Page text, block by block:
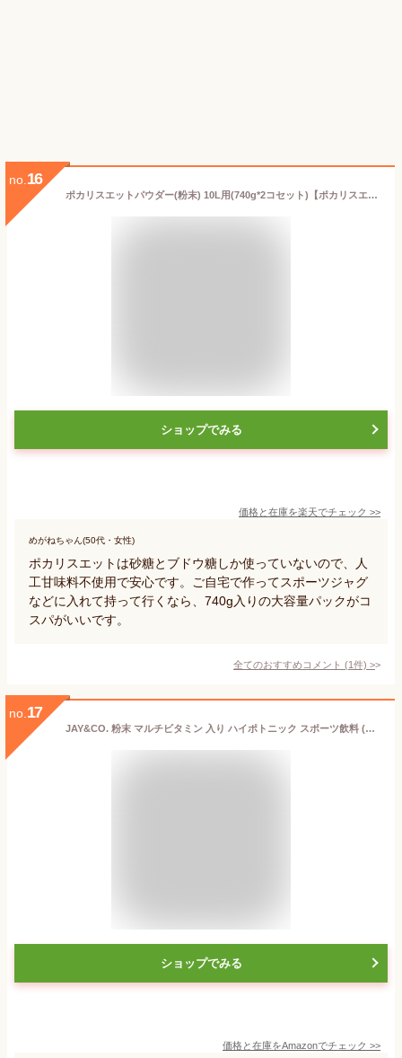
no. 16
ポカリスエットパウダー(粉末) 10L用(740g*2コセット)【ポカリスエット】[スポーツドリンク]
ショップでみる
価格と在庫を楽天でチェック >>
めがねちゃん(50代・女性)
ポカリスエットは砂糖とブドウ糖しか使っていないので、人
工甘味料不使用で安心です。ご自宅で作ってスポーツジャグ
などに入れて持って行くなら、740g入りの大容量パックがコ
スパがいいです。
全てのおすすめコメント (1件) >
no. 17
JAY&CO. 粉末 マルチビタミン 入り ハイポトニック スポーツ飲料 (低糖質ローカーボ・低カロリー) (オレンジ, 500ミリリットル (x 60))
ショップでみる
価格と在庫をAmazonでチェック >>